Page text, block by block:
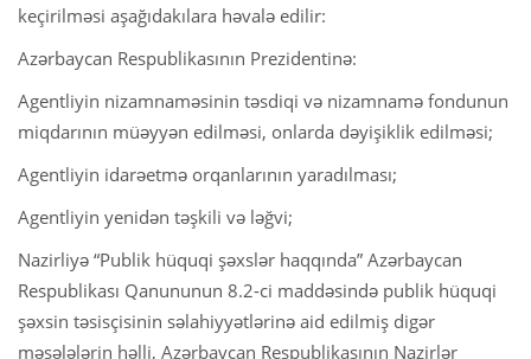
keçirilməsi aşağıdakılara həvalə edilir:
Azərbaycan Respublikasının Prezidentinə:
Agentliyin nizamnaməsinin təsdiqi və nizamnamə fondunun
miqdarının müəyyən edilməsi, onlarda dəyişiklik edilməsi;
Agentliyin idarəetmə orqanlarının yaradılması;
Agentliyin yenidən təşkili və ləğvi;
Nazirliyə “Publik hüquqi şəxslər haqqında” Azərbaycan
Respublikası Qanununun 8.2-ci maddəsində publik hüquqi
şəxsin təsisçisinin səlahiyyətlərinə aid edilmiş digər
məsələlərin həlli, Azərbaycan Respublikasının Nazirlər